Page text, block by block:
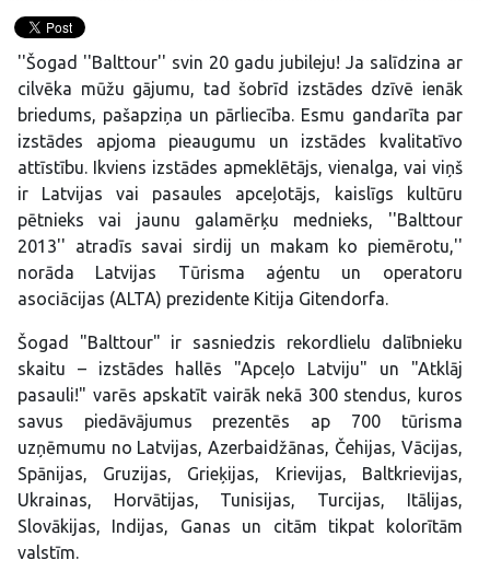
''Šogad ''Balttour'' svin 20 gadu jubileju! Ja salīdzina ar
cilvēka mūžu gājumu, tad šobrīd izstādes dzīvē ienāk
briedums, pašapziņa un pārliecība. Esmu gandarīta par
izstādes apjoma pieaugumu un izstādes kvalitatīvo
attīstību. Ikviens izstādes apmeklētājs, vienalga, vai viņš
ir Latvijas vai pasaules apceļotājs, kaislīgs kultūru
pētnieks vai jaunu galamērķu mednieks, ''Balttour
2013'' atradīs savai sirdij un makam ko piemērotu,''
norāda Latvijas Tūrisma aģentu un operatoru
asociācijas (ALTA) prezidente Kitija Gitendorfa.
Šogad "Balttour" ir sasniedzis rekordlielu dalībnieku
skaitu – izstādes hallēs "Apceļo Latviju" un "Atklāj
pasauli!" varēs apskatīt vairāk nekā 300 stendus, kuros
savus piedāvājumus prezentēs ap 700 tūrisma
uzņēmumu no Latvijas, Azerbaidžānas, Čehijas, Vācijas,
Spānijas, Gruzijas, Grieķijas, Krievijas, Baltkrievijas,
Ukrainas, Horvātijas, Tunisijas, Turcijas, Itālijas,
Slovākijas, Indijas, Ganas un citām tikpat kolorītām
valstīm.